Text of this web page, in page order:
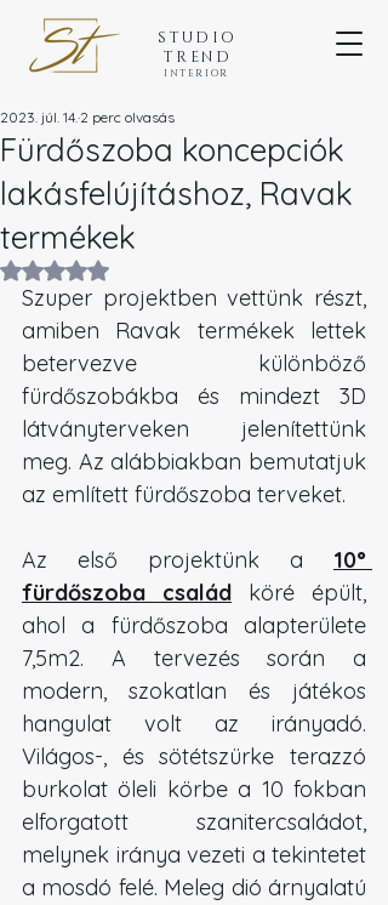
STUDIO
TREND
INTERIOR
Fürdőszoba koncepciók
lakásfelújításhoz, Ravak
termékek
2023. júl. 14. 2 perc olvasás
NaN csillagot kapott az 5-ből.
Szuper projektben vettünk részt,
amiben Ravak termékek lettek
betervezve különböző
fürdőszobákba és mindezt 3D
látványterveken jelenítettünk
meg. Az alábbiakban bemutatjuk
az említett fürdőszoba terveket.
Az első projektünk a 10°
fürdőszoba család köré épült,
ahol a fürdőszoba alapterülete
7,5m2. A tervezés során a
modern, szokatlan és játékos
hangulat volt az irányadó.
Világos-, és sötétszürke terazzó
burkolat öleli körbe a 10 fokban
elforgatott szanitercsaládot,
melynek iránya vezeti a tekintetet
a mosdó felé. Meleg dió árnyalatú